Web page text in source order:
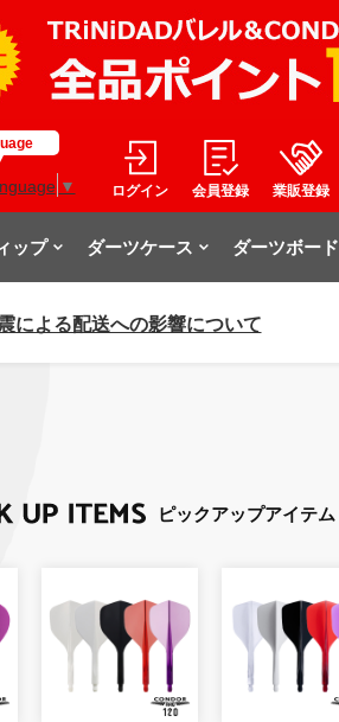
▼ ログイン 会員登録 業販登録
ップ ダーツケース ダーツボード
による配送への影響について
ピックアップアイテム